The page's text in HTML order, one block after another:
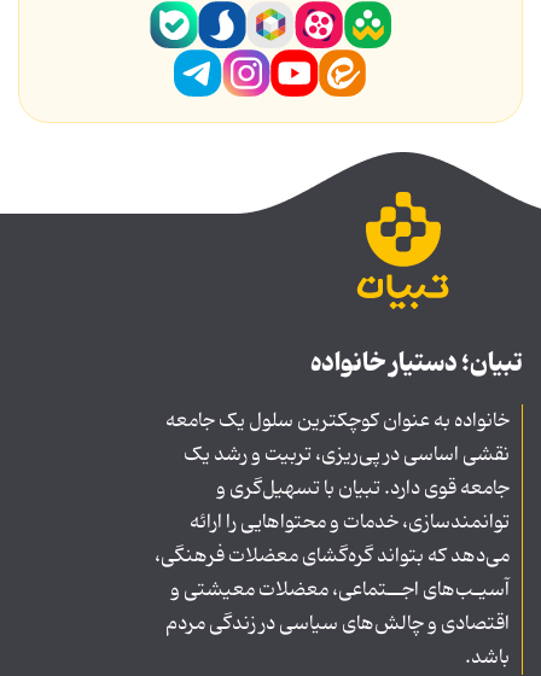
تبیان؛ دستیار خانواده
خانواده به عنوان کوچکترین سلول یک جامعه
نقشی اساسی در پی‌ریزی، تربیت و رشد یک
جامعه قوی دارد. تبیان با تسهیل‌گری و
توانمندسازی، خدمات و محتواهایی را ارائه
می‌دهد که بتواند گره‌گشای معضلات فرهنگی،
آسیـب‌های اجــتماعی، معضلات معیشتی و
اقتصادی و چالش‌های سیاسی در زندگی مردم
باشد.